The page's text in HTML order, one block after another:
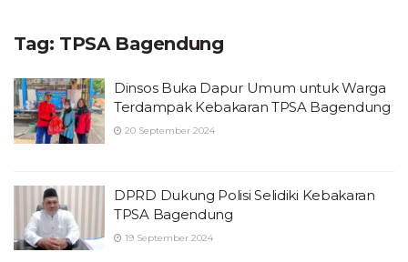
Tag: TPSA Bagendung
Dinsos Buka Dapur Umum untuk Warga
Terdampak Kebakaran TPSA Bagendung
20 September 2024
DPRD Dukung Polisi Selidiki Kebakaran
TPSA Bagendung
19 September 2024